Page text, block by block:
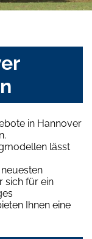
in Hannover
lässt
sich für ein
Ihnen eine